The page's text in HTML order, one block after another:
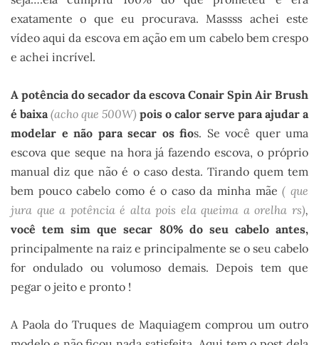
exatamente o que eu procurava. Massss achei este
vídeo aqui da escova em ação em um cabelo bem crespo
e achei incrível.
A potência do secador da escova Conair Spin Air Brush
é baixa (acho que 500W) pois o calor serve para ajudar a
modelar e não para secar os fios. Se você quer uma
escova que seque na hora já fazendo escova, o próprio
manual diz que não é o caso desta. Tirando quem tem
bem pouco cabelo como é o caso da minha mãe ( que
jura que a potência é alta pois ela queima a orelha rs),
você tem sim que secar 80% do seu cabelo antes,
principalmente na raiz e principalmente se o seu cabelo
for ondulado ou volumoso demais. Depois tem que
pegar o jeito e pronto !
A Paola do Truques de Maquiagem comprou um outro